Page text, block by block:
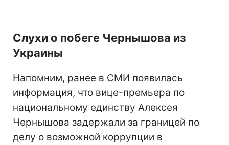
Слухи о побеге Чернышова из
Украины
Напомним, ранее в СМИ появилась
информация, что вице-премьера по
национальному единству Алексея
Чернышова задержали за границей по
делу о возможной коррупции в